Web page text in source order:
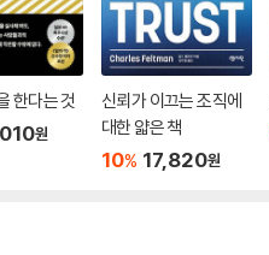
한다는 것
원
신뢰가 이끄는 조직에
대한 얇은 책
10% 17,820원